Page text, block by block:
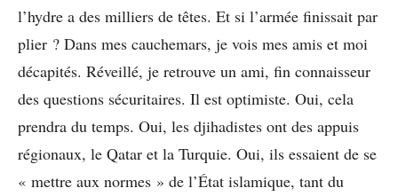
l’hydre a des milliers de têtes. Et si l’armée finissait par
plier ? Dans mes cauchemars, je vois mes amis et moi
décapités. Réveillé, je retrouve un ami, fin connaisseur
des questions sécuritaires. Il est optimiste. Oui, cela
prendra du temps. Oui, les djihadistes ont des appuis
régionaux, le Qatar et la Turquie. Oui, ils essaient de se
« mettre aux normes » de l’État islamique, tant du